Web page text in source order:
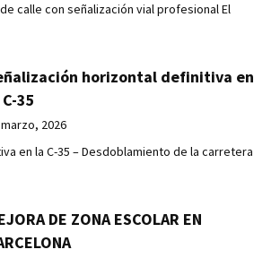
calle con señalización vial profesional El
horizontal definitiva en
35
2026
en la C-35 – Desdoblamiento de la carretera
DE ZONA ESCOLAR EN